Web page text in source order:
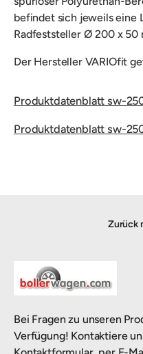
befindet sich jeweils eine
Radfeststeller Ø 200 x 50
Der Hersteller VARIOfit
Produktdatenblatt sw-
Produktdatenblatt sw-
Zurück
Bei Fragen zu unseren
Verfügung! Kontaktiere